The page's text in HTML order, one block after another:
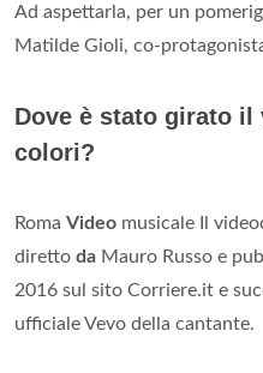
Ad aspettarla, per un
Matilde Gioli, co-
Dove è stato girato il
colori?
Roma Video musicale Il
diretto da Mauro Russo e
2016 sul sito Corriere.it e
ufficiale Vevo della cantante.